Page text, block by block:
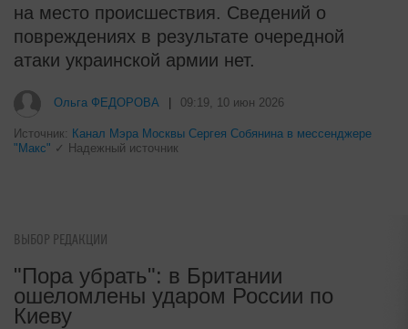
на место происшествия. Сведений о
повреждениях в результате очередной
атаки украинской армии нет.
Взломали Telegram Собчак - вот
что нашлось в переписках
Ольга ФЕДОРОВА
Источник:
Канал Мэра Москвы Сергея Собянина в мессенджере
"Макс" ✓ Надежный источник
ВЫБОР РЕДАКЦИИ
"Пора убрать": в Британии
ошеломлены ударом России по
Киеву